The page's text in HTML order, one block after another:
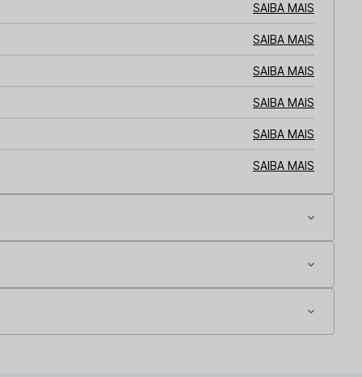
SAIBA MAIS
SAIBA MAIS
SAIBA MAIS
SAIBA MAIS
SAIBA MAIS
SAIBA MAIS